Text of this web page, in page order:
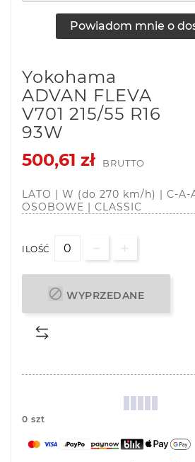
Powiadom mnie o
Yokohama
ADVAN FLEVA
V701 215/55 R16
93W
500,61 zł
BRUTTO
LATO | W (do 270 km/h) | C-A-
OSOBOWE | CLASSIC
ILOŚĆ
 WYPRZEDANE
0 szt